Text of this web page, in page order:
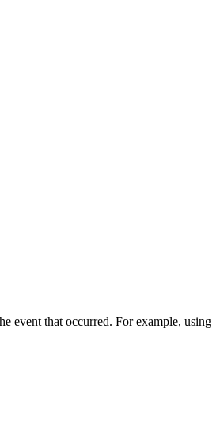
event that occurred. For example, using